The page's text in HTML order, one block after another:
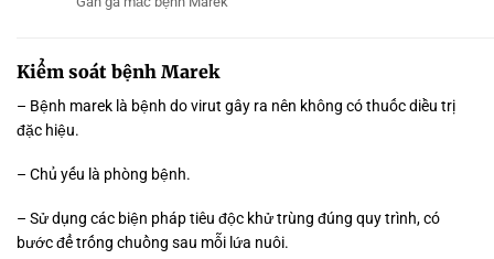
Kiểm soát bệnh Marek
– Bệnh marek là bệnh do virut gây ra nên không có thuốc diều trị
đặc hiệu.
– Chủ yếu là phòng bệnh.
– Sử dụng các biện pháp tiêu độc khử trùng đúng quy trình, có
bước để trống chuồng sau mỗi lứa nuôi.